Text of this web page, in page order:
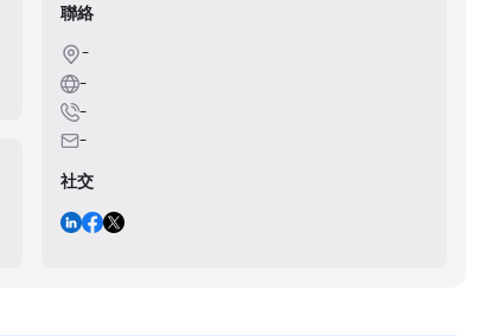
聯絡
-
-
-
-
社交